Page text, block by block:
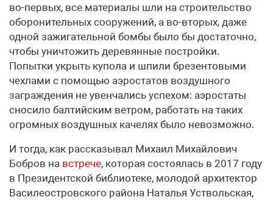
во-первых, все материалы шли на строительство
оборонительных сооружений, а во-вторых, даже
одной зажигательной бомбы было бы достаточно,
чтобы уничтожить деревянные постройки.
Попытки укрыть купола и шпили брезентовыми
чехлами с помощью аэростатов воздушного
заграждения не увенчались успехом: аэростаты
сносило балтийским ветром, работать на таких
огромных воздушных качелях было невозможно.
И тогда, как рассказывал Михаил Михайлович
Бобров на встрече, которая состоялась в 2017 году
в Президентской библиотеке, молодой архитектор
Василеостровского района Наталья Уствольская,